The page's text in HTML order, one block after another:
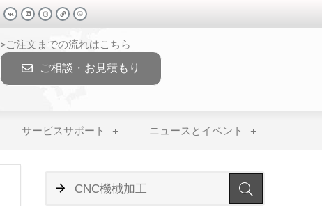
>ご注文までの流れはこちら
ご相談・お見積もり
サービスサポート ニュースとイベント